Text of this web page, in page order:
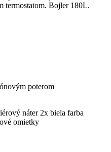
termostatom. Bojler 180L.
poterom
náter 2x biela farba
omietky